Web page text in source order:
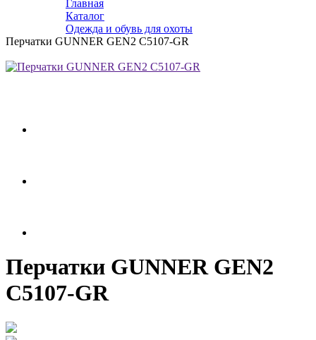
Главная
Каталог
Одежда и обувь для охоты
Перчатки GUNNER GEN2 C5107-GR
Перчатки GUNNER GEN2
C5107-GR